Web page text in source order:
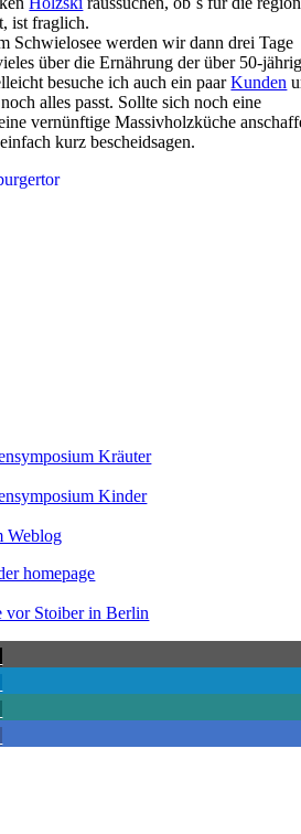
ist fraglich.
Schwielosee werden wir dann drei Tage
über die Ernährung der über 50-
besuche ich auch ein paarKunden
alles passt. Sollte sich noch eine
vernünftige Massivholzküche
kurz bescheidsagen.
Kräuter
Kinder
Weblog
homepage
vor Stoiber in Berlin